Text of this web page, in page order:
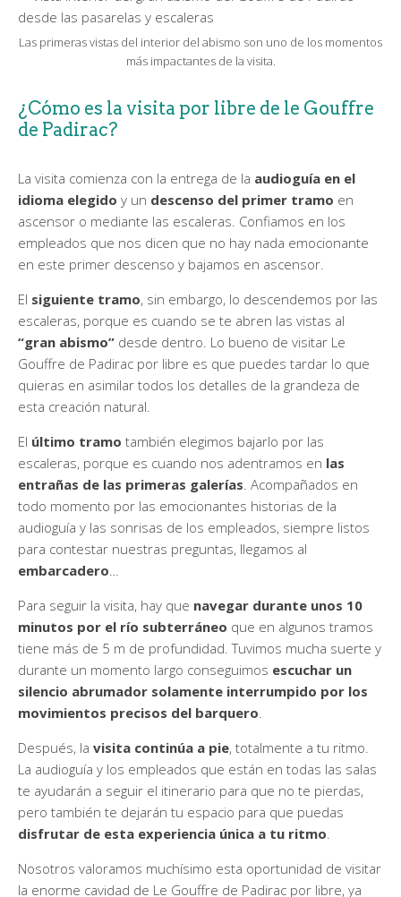
Las primeras vistas del interior del abismo son uno de los momentos
más impactantes de la visita.
¿Cómo es la visita por libre de le Gouffre
de Padirac?
La visita comienza con la entrega de la audioguía en el
idioma elegido y un descenso del primer tramo en
ascensor o mediante las escaleras. Confiamos en los
empleados que nos dicen que no hay nada emocionante
en este primer descenso y bajamos en ascensor.
El siguiente tramo, sin embargo, lo descendemos por las
escaleras, porque es cuando se te abren las vistas al
“gran abismo” desde dentro. Lo bueno de visitar Le
Gouffre de Padirac por libre es que puedes tardar lo que
quieras en asimilar todos los detalles de la grandeza de
esta creación natural.
El último tramo también elegimos bajarlo por las
escaleras, porque es cuando nos adentramos en las
entrañas de las primeras galerías. Acompañados en
todo momento por las emocionantes historias de la
audioguía y las sonrisas de los empleados, siempre listos
para contestar nuestras preguntas, llegamos al
embarcadero…
Para seguir la visita, hay que navegar durante unos 10
minutos por el río subterráneo que en algunos tramos
tiene más de 5 m de profundidad. Tuvimos mucha suerte y
durante un momento largo conseguimos escuchar un
silencio abrumador solamente interrumpido por los
movimientos precisos del barquero.
Después, la visita continúa a pie, totalmente a tu ritmo.
La audioguía y los empleados que están en todas las salas
te ayudarán a seguir el itinerario para que no te pierdas,
pero también te dejarán tu espacio para que puedas
disfrutar de esta experiencia única a tu ritmo.
Nosotros valoramos muchísimo esta oportunidad de visitar
la enorme cavidad de Le Gouffre de Padirac por libre, ya